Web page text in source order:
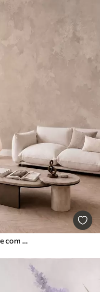
Textura em bege amêndoa quente com transições tonais suaves e naturais